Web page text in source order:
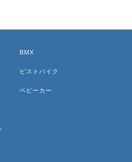
BMX
ピストバイク
ベビーカー